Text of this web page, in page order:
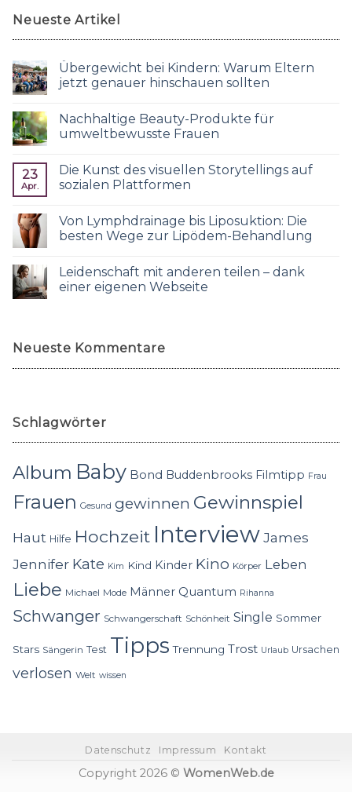
Neueste Artikel
Übergewicht bei Kindern: Warum Eltern
jetzt genauer hinschauen sollten
Nachhaltige Beauty-Produkte für
umweltbewusste Frauen
23
Apr.
Die Kunst des visuellen Storytellings auf
sozialen Plattformen
Von Lymphdrainage bis Liposuktion: Die
besten Wege zur Lipödem-Behandlung
Leidenschaft mit anderen teilen – dank
einer eigenen Webseite
Neueste Kommentare
Schlagwörter
Album Baby Bond Buddenbrooks Filmtipp Frau
Frauen Gesund gewinnen Gewinnspiel
Haut Hilfe Hochzeit InterviewJames
Jennifer Kate Kim Kind Kinder Kino Körper Leben
Liebe Michael Mode Männer Quantum Rihanna
Schwanger Schwangerschaft Schönheit Single Sommer
Stars Sängerin Test Tipps Trennung Trost Urlaub Ursachen
verlosen Welt wissen
Datenschutz Impressum Kontakt
Copyright 2026 © WomenWeb.de